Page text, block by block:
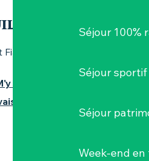
Séjour 100%
Séjour sportif
Séjour
Week-end
et Gorges, 44690
rendre
en train !